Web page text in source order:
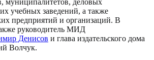
муниципалитетов, деловых
учебных заведений, а также
предприятий и организаций. В
руководитель МИД
Денисов и глава издательского дома
Волчук.